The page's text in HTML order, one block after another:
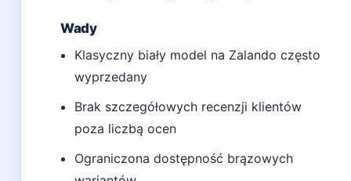
Wady
Klasyczny biały model na Zalando często
wyprzedany
Brak szczegółowych recenzji klientów
poza liczbą ocen
Ograniczona dostępność brązowych